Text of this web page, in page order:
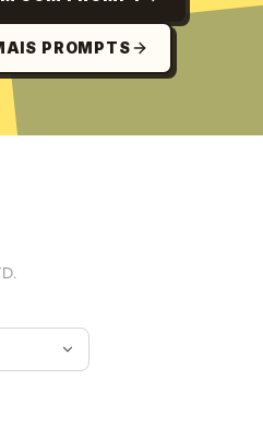
PROMPTS